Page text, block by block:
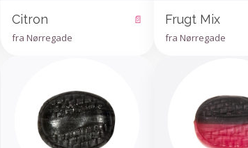
Citron 📄
fra Nørregade
Frugt Mix
fra Nørregade